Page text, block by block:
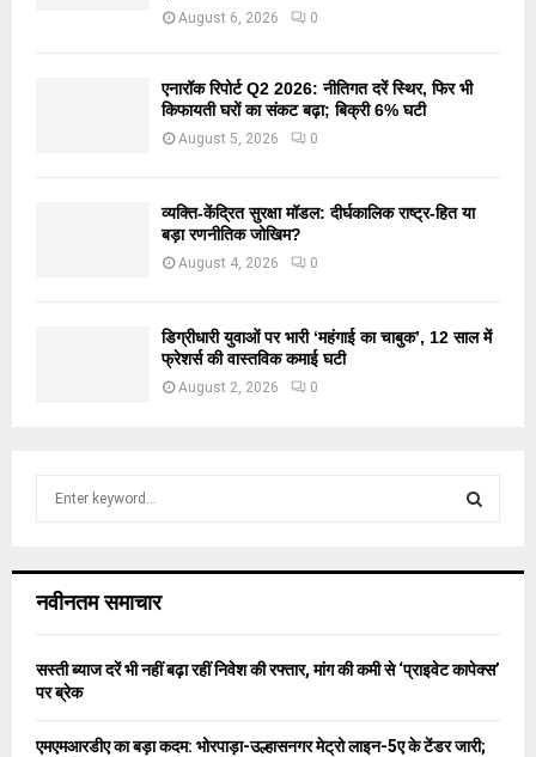
August 6, 2026 0
एनारॉक रिपोर्ट Q2 2026: नीतिगत दरें स्थिर, फिर भी
किफायती घरों का संकट बढ़ा; बिक्री 6% घटी
August 5, 2026 0
व्यक्ति-केंद्रित सुरक्षा मॉडल: दीर्घकालिक राष्ट्र-हित या
बड़ा रणनीतिक जोखिम?
August 4, 2026 0
डिग्रीधारी युवाओं पर भारी ‘महंगाई का चाबुक’, 12 साल में
फ्रेशर्स की वास्तविक कमाई घटी
August 2, 2026 0
h
o
r
C
नवीनतम समाचार
सस्ती ब्याज दरें भी नहीं बढ़ा रहीं निवेश की रफ्तार, मांग की कमी से ‘प्राइवेट कापेक्स’
पर ब्रेक
एमएमआरडीए का बड़ा कदम: भोरपाड़ा-उल्हासनगर मेट्रो लाइन-5ए के टेंडर जारी;